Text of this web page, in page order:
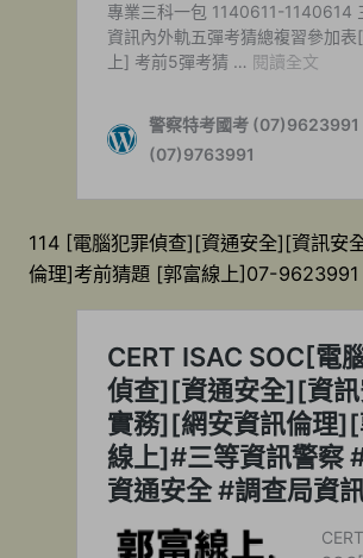
114 [電腦犯罪偵查][資通安全][資訊安
倫理]考前猜題 [郭富線上]07-9623991